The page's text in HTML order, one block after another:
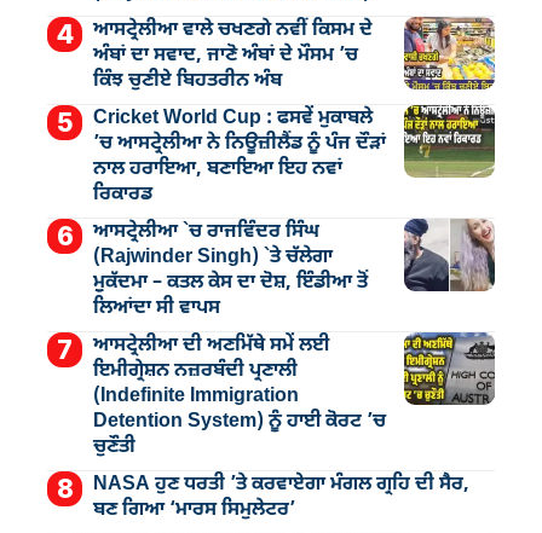
ਆਸਟ੍ਰੇਲੀਆ ਵਾਲੇ ਚਖਣਗੇ ਨਵੀਂ ਕਿਸਮ ਦੇ
ਅੰਬਾਂ ਦਾ ਸਵਾਦ, ਜਾਣੋ ਅੰਬਾਂ ਦੇ ਮੌਸਮ ’ਚ
ਕਿੰਝ ਚੁਣੀਏ ਬਿਹਤਰੀਨ ਅੰਬ
Cricket World Cup : ਫਸਵੇਂ ਮੁਕਾਬਲੇ
’ਚ ਆਸਟ੍ਰੇਲੀਆ ਨੇ ਨਿਊਜ਼ੀਲੈਂਡ ਨੂੰ ਪੰਜ ਦੌੜਾਂ
ਨਾਲ ਹਰਾਇਆ, ਬਣਾਇਆ ਇਹ ਨਵਾਂ
ਰਿਕਾਰਡ
ਆਸਟ੍ਰੇਲੀਆ `ਚ ਰਾਜਵਿੰਦਰ ਸਿੰਘ
(Rajwinder Singh) `ਤੇ ਚੱਲੇਗਾ
ਮੁੁਕੱਦਮਾ – ਕਤਲ ਕੇਸ ਦਾ ਦੋਸ਼, ਇੰਡੀਆ ਤੋਂ
ਲਿਆਂਦਾ ਸੀ ਵਾਪਸ
ਆਸਟ੍ਰੇਲੀਆ ਦੀ ਅਣਮਿੱਥੇ ਸਮੇਂ ਲਈ
ਇਮੀਗ੍ਰੇਸ਼ਨ ਨਜ਼ਰਬੰਦੀ ਪ੍ਰਣਾਲੀ
(Indefinite Immigration
Detention System) ਨੂੰ ਹਾਈ ਕੋਰਟ ’ਚ
ਚੁਣੌਤੀ
NASA ਹੁਣ ਧਰਤੀ ’ਤੇ ਕਰਵਾਏਗਾ ਮੰਗਲ ਗ੍ਰਹਿ ਦੀ ਸੈਰ,
ਬਣ ਗਿਆ ‘ਮਾਰਸ ਸਿਮੁਲੇਟਰ’